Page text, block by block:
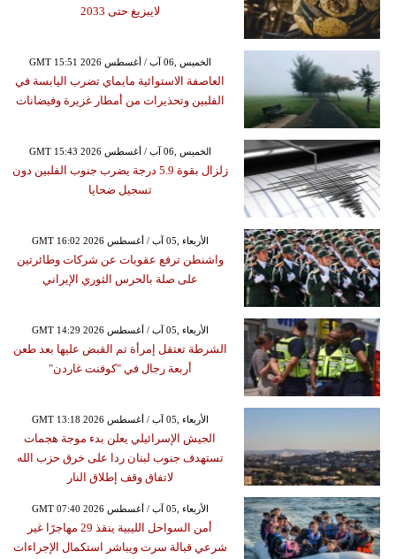
لايبزيغ حتى 2033
GMT 15:51 2026 الخميس ,06 آب / أغسطس
العاصفة الاستوائية مايماي تضرب اليابسة في
الفلبين وتحذيرات من أمطار غزيرة وفيضانات
GMT 15:43 2026 الخميس ,06 آب / أغسطس
زلزال بقوة 5.9 درجة يضرب جنوب الفلبين دون
تسجيل ضحايا
GMT 16:02 2026 الأربعاء ,05 آب / أغسطس
واشنطن ترفع عقوبات عن شركات وطائرتين
على صلة بالحرس الثوري الإيراني
GMT 14:29 2026 الأربعاء ,05 آب / أغسطس
الشرطة تعتقل إمرأة تم القبض عليها بعد طعن
أربعة رجال في "كوفنت غاردن"
GMT 13:18 2026 الأربعاء ,05 آب / أغسطس
الجيش الإسرائيلي يعلن بدء موجة هجمات
تستهدف جنوب لبنان ردا على خرق حزب الله
لاتفاق وقف إطلاق النار
GMT 07:40 2026 الأربعاء ,05 آب / أغسطس
أمن السواحل الليبية ينقذ 29 مهاجرًا غير
شرعي قبالة سرت ويباشر استكمال الإجراءات